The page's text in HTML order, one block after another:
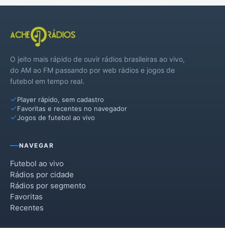
O jeito mais rápido de ouvir rádios brasileiras ao vivo,
do AM ao FM passando por web rádios e jogos de
futebol em tempo real.
Player rápido, sem cadastro
Favoritas e recentes no navegador
Jogos de futebol ao vivo
NAVEGAR
Futebol ao vivo
Rádios por cidade
Rádios por segmento
Favoritas
Recentes